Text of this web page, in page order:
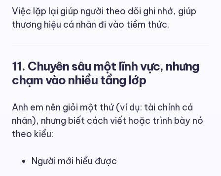
Việc lặp lại giúp người theo dõi ghi nhớ, giúp
thương hiệu cá nhân đi vào tiềm thức.
11. Chuyên sâu một lĩnh vực, nhưng
chạm vào nhiều tầng lớp
Anh em nên giỏi một thứ (ví dụ: tài chính cá
nhân), nhưng biết cách viết hoặc trình bày nó
theo kiểu:
Người mới hiểu được